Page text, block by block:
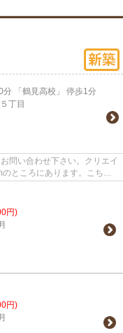
分 「鶴見高校」 停歩1分
５丁目
問い合わせ下さい。クリエイ
ところにあります。こちら
円)
円)